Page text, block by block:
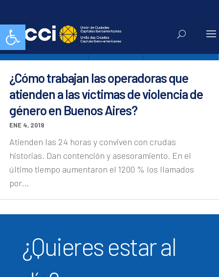
Abrir barra de herramientas144
¿Cómo trabajan las operadoras que
atienden a las víctimas de violencia de
género en Buenos Aires?
ENE 4, 2019
Atienden las 24 horas y conviven con crudas
historias. Dan contención y asesoramiento. En el
último tiempo aumentaron el 1200 % los llamados
por...
¿Quieres estar al